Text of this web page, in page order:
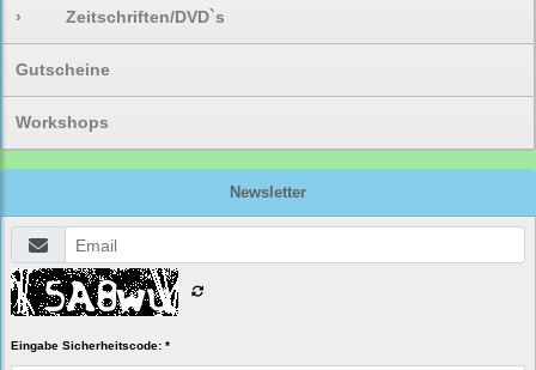
› Zeitschriften/DVD`s
Gutscheine
Workshops
Newsletter
Eingabe Sicherheitscode: *